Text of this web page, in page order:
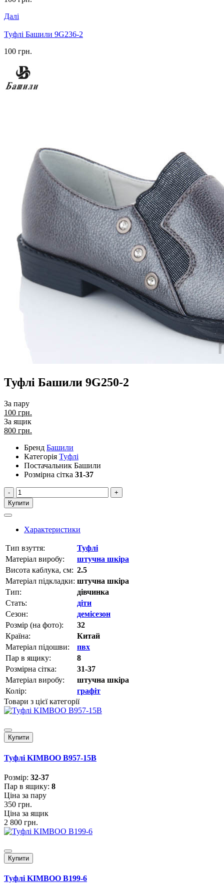
Далі
Туфлі Башили 9G236-2
100 грн.
Туфлі Башили 9G250-2
За пару
100 грн.
За ящик
800 грн.
Бренд Башили
Категорія Туфлі
Постачальник Башили
Розмірна сітка 31-37
-
+
Купити
Характеристики
Тип взуття:
Туфлі
Матеріал виробу:
штучна шкіра
Висота каблука, см: 2.5
Матеріал підкладки: штучна шкіра
Тип:
дівчинка
Стать:
діти
Сезон:
демісезон
Розмір (на фото):
32
Країна:
Китай
Матеріал підошви:
пвх
Пар в ящику:
8
Розмірна сітка:
31-37
Матеріал виробу:
штучна шкіра
Колір:
графіт
Товари з цієї категорії
Купити
Туфлі KIMBOO B957-15B
Розмiр: 32-37
Пар в ящику: 8
Ціна за пару
350 грн.
Ціна за ящик
2 800 грн.
Купити
Туфлі KIMBOO B199-6